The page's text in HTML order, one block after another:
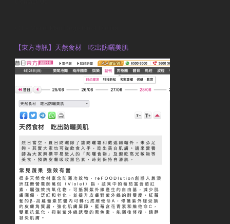
【東方專訊】天然食材 吃出防曬美肌